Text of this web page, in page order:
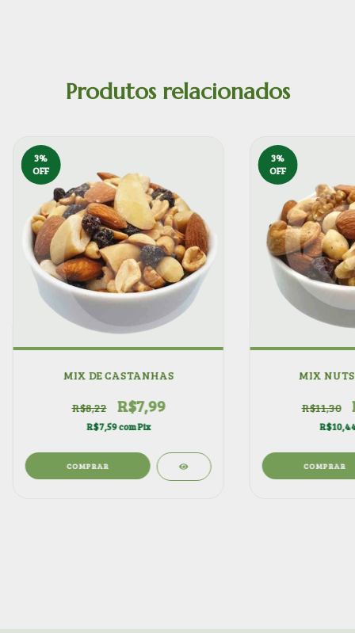
Produtos relacionados
3%
OFF
MIX DE CASTANHAS
R$8,22 R$7,99
R$7,59comPix
COMPRAR
3%
OFF
MIX
R$11,30
COMPRAR